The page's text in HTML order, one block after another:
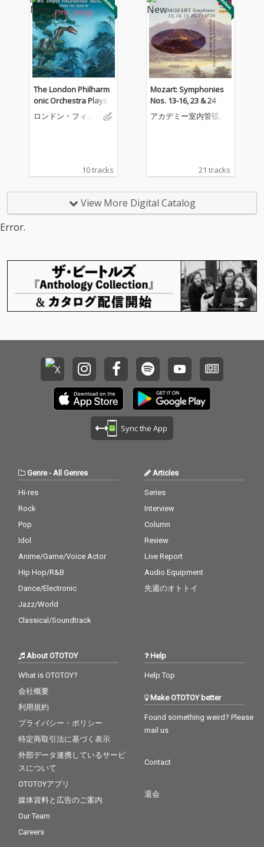
The London Philharm
onic Orchestra Plays T
he Music Of Pink Floyd
ロンドン・フィル
10 tracks
Mozart: Symphonies
Nos. 13-16, 23 & 24
アカデミー室内管弦楽
21 tracks
View More Digital Catalog
Error.
Sync the App
Genre- All Genres
Hi-res
Rock
Pop
Idol
Anime/Game/Voice Actor
Hip Hop/R&B
Dance/Electronic
Jazz/World
Classical/Soundtrack
Articles
Series
Interview
Column
Review
Live Report
Audio Equipment
先週のオトトイ
About OTOTOY
What is OTOTOY?
会社概要
利用規約
プライバシー・ポリシー
特定商取引法に基づく表示
外部データ連携しているサービ
スについて
OTOTOYアプリ
媒体資料と広告のご案内
Our Team
Careers
Help
Help Top
Make OTOTOY better
Found something weird? Please
mail us
Contact
退会